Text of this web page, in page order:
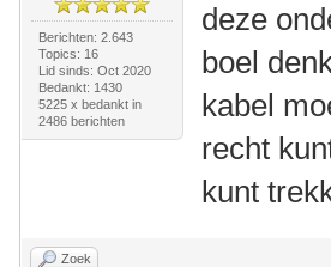
Berichten: 2.643
Topics: 16
Lid sinds: Oct 2020
Bedankt: 1430
5225 x bedankt in
2486 berichten
deze
boel
kabel
recht
kunt
Zoek